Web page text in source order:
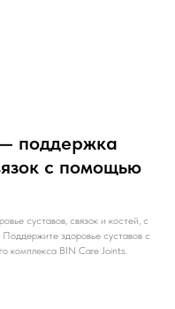
поддержка
с помощью
суставов, связок и костей, с
здоровье суставов с
комплекса BIN Care Joints.